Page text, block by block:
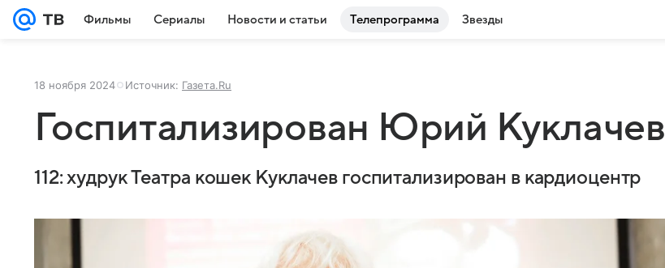
Фильмы Сериалы Новости и статьи Телепрограмма Звезды
18 ноября 2024 Источник: Газета.Ru
Госпитализирован Юрий Куклачев
112: худрук Театра кошек Куклачев госпитализирован в кардиоцентр